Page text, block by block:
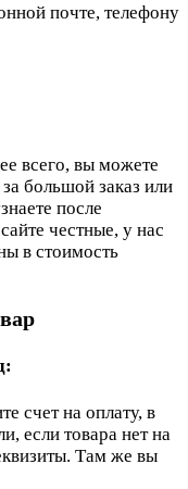
почте, телефону
всего, вы можете
большой заказ или
после
честные, у нас
в стоимость
счет на оплату, в
если товара нет на
Там же вы